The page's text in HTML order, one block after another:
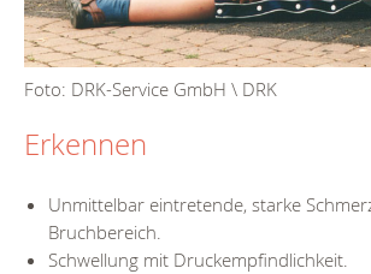
Foto: DRK-Service GmbH \ DRK
Erkennen
Unmittelbar eintretende, starke
Bruchbereich.
Schwellung mit Druckempfindlichkeit.